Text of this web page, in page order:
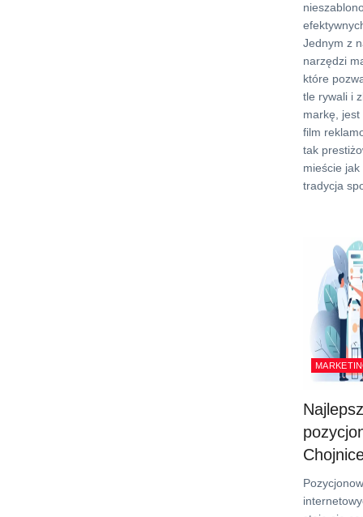
Jednym z
narzędzi
które
tle rywali i
markę, jest
film
tak
mieście
tradycja